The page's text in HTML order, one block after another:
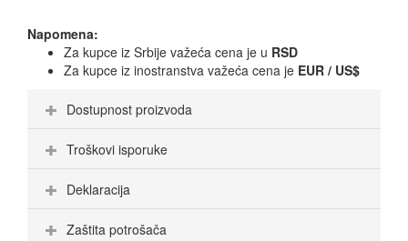
Napomena:
Za kupce iz Srbije važeća cena je u RSD
Za kupce iz inostranstva važeća cena je EUR / US$
Dostupnost proizvoda
Troškovi isporuke
Deklaracija
Zaštita potrošača